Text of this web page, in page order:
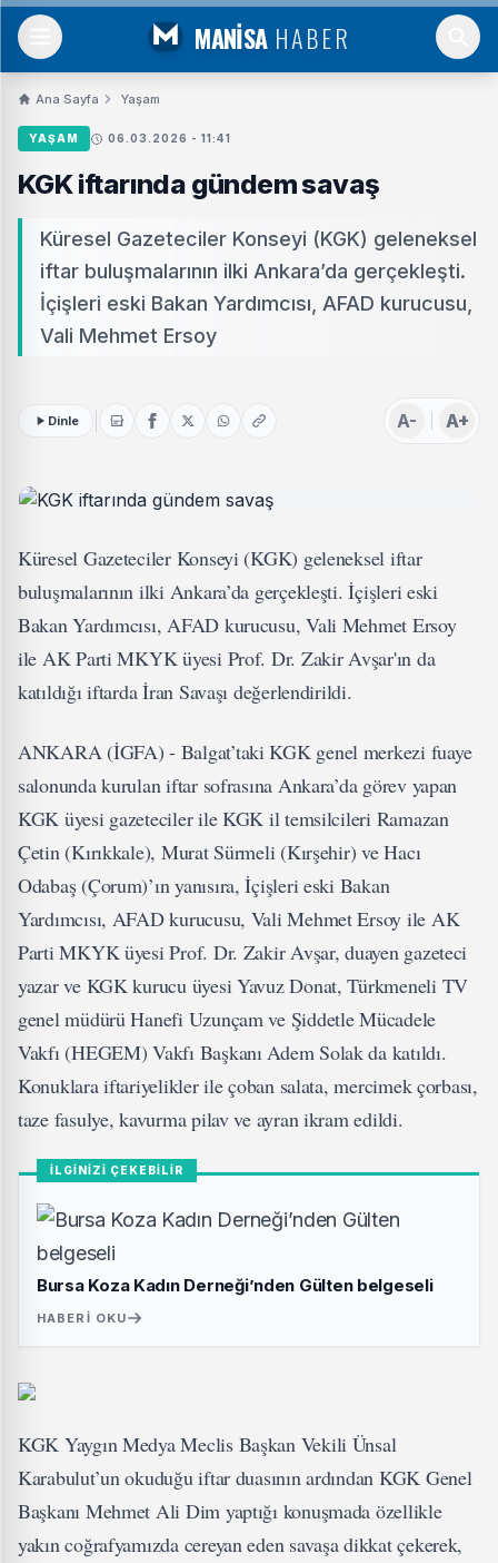
MANİSA HABER
Ana Sayfa Yaşam
YAŞAM 06.03.2026 - 11:41
KGK iftarında gündem savaş
Küresel Gazeteciler Konseyi (KGK) geleneksel
iftar buluşmalarının ilki Ankara’da gerçekleşti.
İçişleri eski Bakan Yardımcısı, AFAD kurucusu,
Vali Mehmet Ersoy
Dinle A- A+
Küresel Gazeteciler Konseyi (KGK) geleneksel iftar
buluşmalarının ilki Ankara’da gerçekleşti. İçişleri eski
Bakan Yardımcısı, AFAD kurucusu, Vali Mehmet Ersoy
ile AK Parti MKYK üyesi Prof. Dr. Zakir Avşar'ın da
katıldığı iftarda İran Savaşı değerlendirildi.
ANKARA (İGFA) - Balgat’taki KGK genel merkezi fuaye
salonunda kurulan iftar sofrasına Ankara’da görev yapan
KGK üyesi gazeteciler ile KGK il temsilcileri Ramazan
Çetin (Kırıkkale), Murat Sürmeli (Kırşehir) ve Hacı
Odabaş (Çorum)’ın yanısıra, İçişleri eski Bakan
Yardımcısı, AFAD kurucusu, Vali Mehmet Ersoy ile AK
Parti MKYK üyesi Prof. Dr. Zakir Avşar, duayen gazeteci
yazar ve KGK kurucu üyesi Yavuz Donat, Türkmeneli TV
genel müdürü Hanefi Uzunçam ve Şiddetle Mücadele
Vakfı (HEGEM) Vakfı Başkanı Adem Solak da katıldı.
Konuklara iftariyelikler ile çoban salata, mercimek çorbası,
taze fasulye, kavurma pilav ve ayran ikram edildi.
İLGİNİZİ ÇEKEBİLİR
Bursa Koza Kadın Derneği’nden Gülten belgeseli
HABERI OKU
KGK Yaygın Medya Meclis Başkan Vekili Ünsal
Karabulut’un okuduğu iftar duasının ardından KGK Genel
Başkanı Mehmet Ali Dim yaptığı konuşmada özellikle
yakın coğrafyamızda cereyan eden savaşa dikkat çekerek,